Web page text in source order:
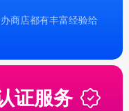
商店都有丰富经验给
证服务